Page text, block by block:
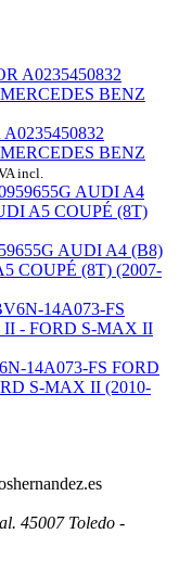
BENZ
incl.
AUDI A4 (B8)
COUPÉ (8T) (2007-
14A073-FS FORD
S-MAX II (2010-
45007 Toledo -